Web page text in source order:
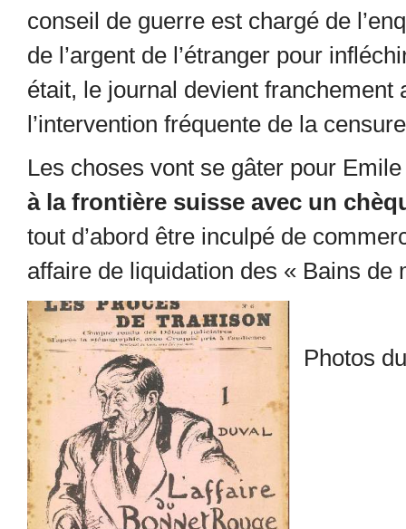
conseil de guerre est chargé de
de l’argent de l’étranger pour
était, le journal devient franchement
l’intervention fréquente de la
Les choses vont se gâter pour
à la frontière suisse avec un
tout d’abord être inculpé de
affaire de liquidation des « Bains de
Photos